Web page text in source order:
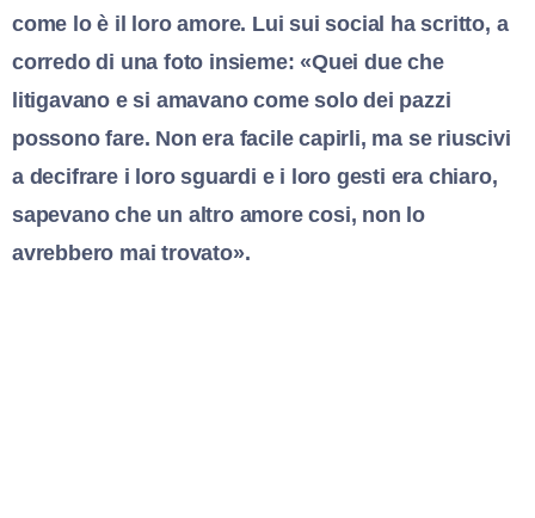
come lo è il loro amore. Lui sui social ha scritto, a
corredo di una foto insieme: «Quei due che
litigavano e si amavano come solo dei pazzi
possono fare. Non era facile capirli, ma se riuscivi
a decifrare i loro sguardi e i loro gesti era chiaro,
sapevano che un altro amore cosi, non lo
avrebbero mai trovato».